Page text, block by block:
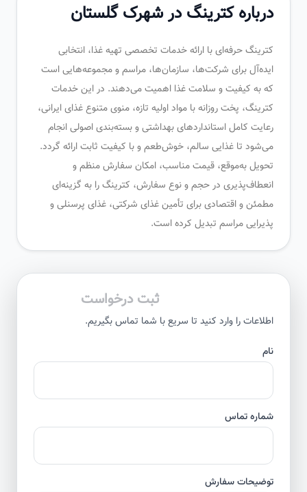
درباره کترینگ در شهرک گلستان
کترینگ حرفه‌ای با ارائه خدمات تخصصی تهیه غذا، انتخابی
ایده‌آل برای شرکت‌ها، سازمان‌ها، مراسم و مجموعه‌هایی است
که به کیفیت و سلامت غذا اهمیت می‌دهند. در این خدمات
کترینگ، پخت روزانه با مواد اولیه تازه، منوی متنوع غذای ایرانی،
رعایت کامل استانداردهای بهداشتی و بسته‌بندی اصولی انجام
می‌شود تا غذایی سالم، خوش‌طعم و با کیفیت ثابت ارائه گردد.
تحویل به‌موقع، قیمت مناسب، امکان سفارش منظم و
انعطاف‌پذیری در حجم و نوع سفارش، کترینگ را به گزینه‌ای
مطمئن و اقتصادی برای تأمین غذای شرکتی، غذای پرسنلی و
پذیرایی مراسم تبدیل کرده است.
ثبت درخواست
اطلاعات را وارد کنید تا سریع با شما تماس بگیریم.
شماره تماس
توضیحات سفارش